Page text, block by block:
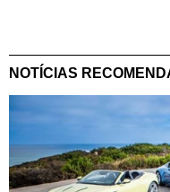
NOTÍCIAS